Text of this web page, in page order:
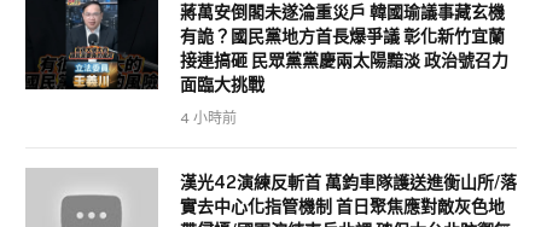
蔣萬安倒閣未遂淪重災戶 韓國瑜議事藏玄機
有詭？國民黨地方首長爆爭議 彰化新竹宜蘭
接連搞砸 民眾黨黨慶兩太陽黯淡 政治號召力
面臨大挑戰
4 小時前
漢光42演練反斬首 萬鈞車隊護送進衡山所/落
實去中心化指管機制 首日聚焦應對敵灰色地